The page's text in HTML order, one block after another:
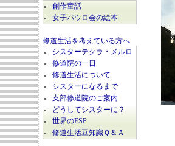
創作童話
女子パウロ会の絵本
修道生活を考えている方へ
シスターテクラ・メルロ
修道院の一日
修道生活について
シスターになるまで
支部修道院のご案内
どうしてシスターに？
世界のFSP
修道生活豆知識Ｑ＆Ａ